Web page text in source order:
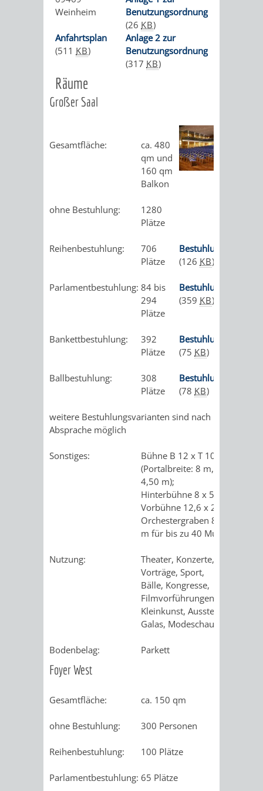
HILFE
MENSCHEN
BEHINDERUNG
MENSCHEN
/
BAUHERRENBERATUNG
GRUNDSTÜCKSWERTERMITTLUNG
DENKMALSCHUTZ
AUFGABEN
DENKMALSCHUTZBEHÖRDE
STEUERVORTEILE
BEREICH
DENKMALSCHUTZ
GENEHMIGUNGSVERFAHREN
TAG
OFFENEN
DENKMALS
VERKAUF
STÄDTISCHER
BAUPLÄTZE
VERKAUF
STÄDTISCHER
HÄUSER
/
ABWASSERBESEITIGUNG
ERSCHLIESSUNGSBEITRAG
ANTRAGSVERFAHREN
DEINE
WIEDERVERMIETUNGSPRÄMIE
BERATUNGSERGEBNISSE
TAGESORDNUNG
/
RATHAUS
BÜRGERMEISTER
DEZERNATE
ÄMTER
FÜR
UND
DENKMALSCHUTZ
FÜR
UND
SPORT
AMT
STABSSTELLE
BÄDER
HOCHBAU
(PLANUNG
BAU)
GEBÄUDEBETRIEB
AMT
KULTUR,
TOURISMUS
&
WIRTSCHAFT
FÜR
SOZIALE
Weinheim
Benutzungsordnung
(26 KB)
Anfahrtsplan
(511 KB)
Anlage 2 zur
Benutzungsordnung
(317 KB)
Räume
Großer Saal
Gesamtfläche:
ca. 480
qm und
160 qm
Balkon
ohne Bestuhlung:
1280
Plätze
Reihenbestuhlung:
706
Plätze
Bestuhlungsplan
(126 KB)
Parlamentbestuhlung: 84 bis
294
Plätze
Bestuhlungsplan
(359 KB)
Bankettbestuhlung:
392
Plätze
Bestuhlungsplan
(75 KB)
Ballbestuhlung:
308
Plätze
Bestuhlungsplan
(78 KB)
weitere Bestuhlungsvarianten sind nach
Absprache möglich
Sonstiges:
Bühne B 12 x T 10 m
(Portalbreite: 8 m, Höhe
4,50 m);
Hinterbühne 8 x 5 m;
Vorbühne 12,6 x 2,6 m;
Orchestergraben 8,5 x 6
m für bis zu 40 Musiker
Nutzung:
Theater, Konzerte,
Vorträge, Sport,
Bälle, Kongresse,
Filmvorführungen,
Kleinkunst, Ausstellungen,
Galas, Modeschauen
Bodenbelag: Parkett
Foyer West
Gesamtfläche: ca. 150 qm
ohne Bestuhlung: 300 Personen
Reihenbestuhlung: 100 Plätze
Parlamentbestuhlung: 65 Plätze